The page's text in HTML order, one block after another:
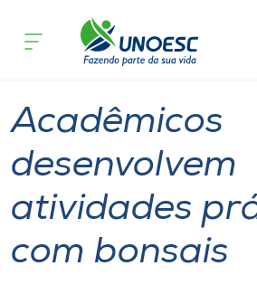
Cursos
Pesquisa
Atendimento ao Estudante
Portal de Ensino
acontece
Acadêmicos
desenvolvem
atividades
com bonsais